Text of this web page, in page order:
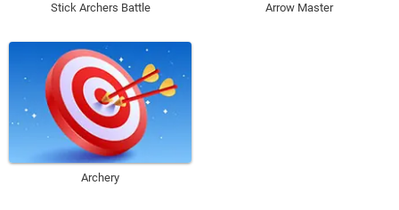
Stick Archers Battle Arrow Master
Archery